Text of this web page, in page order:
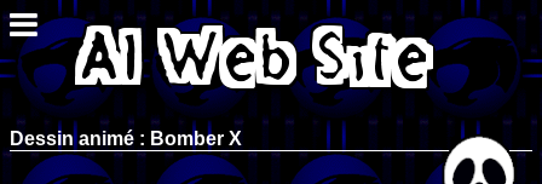
Dessin animé : Bomber X